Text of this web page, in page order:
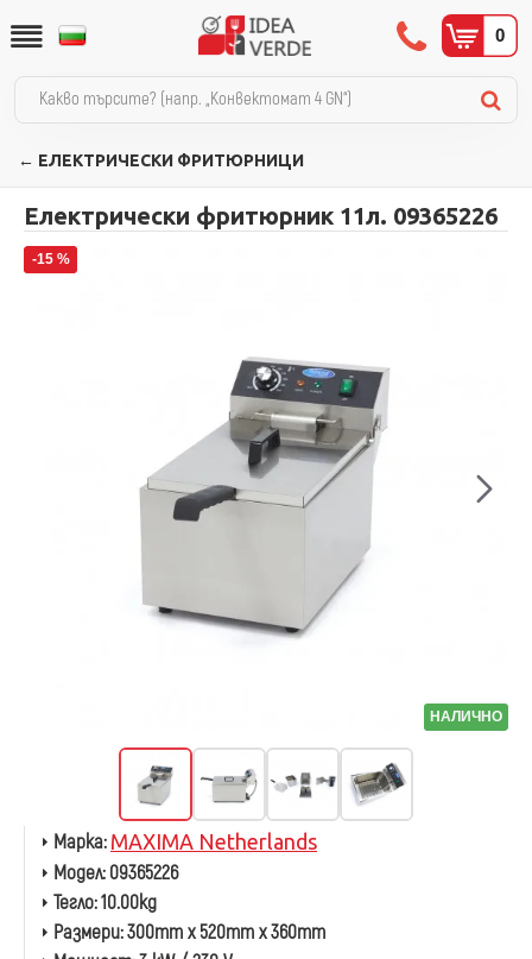
0
← ЕЛЕКТРИЧЕСКИ ФРИТЮРНИЦИ
Електрически фритюрник 11л. 09365226
НАЛИЧНО
-15 %
Марка: MAXIMA Netherlands
Модел:09365226
Тегло:10.00kg
Размери:300mm x 520mm x 360mm